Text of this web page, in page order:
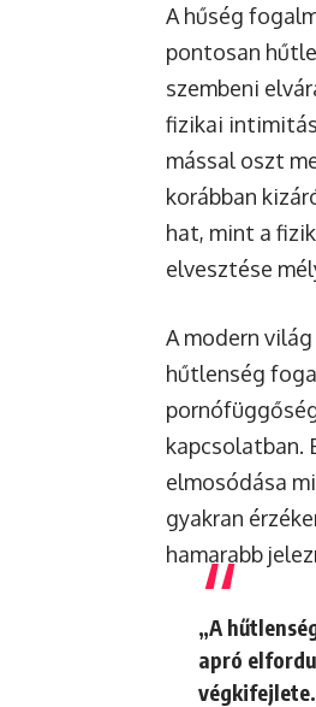
A hűség
pontosan
szembeni
fizikai
mással oszt
korábban
hat, mint a
elvesztése
A modern
hűtlenség
kapcsolatban.
elmosódása
gyakran
hamarabb
„A
apró